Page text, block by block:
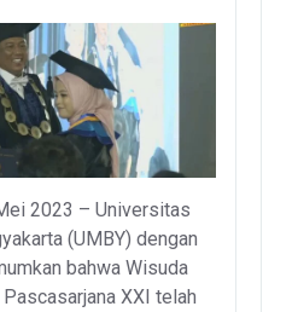
2023 – Universitas
(UMBY) dengan
bahwa Wisuda
XXI telah